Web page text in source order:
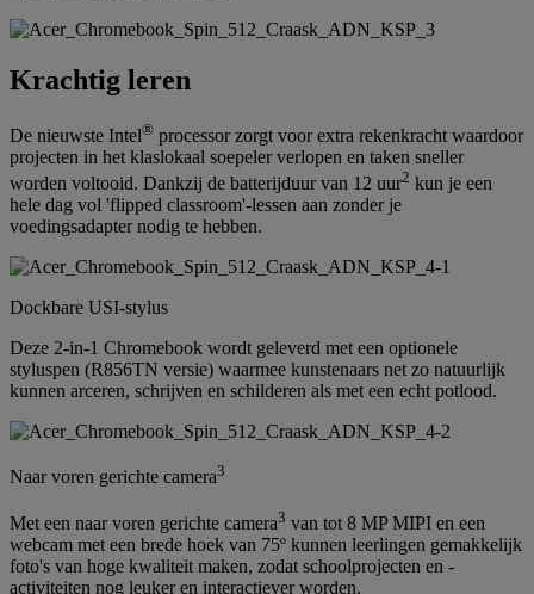
Krachtig leren
De nieuwste Intel® processor zorgt voor extra rekenkracht waardoor
projecten in het klaslokaal soepeler verlopen en taken sneller
worden voltooid. Dankzij de batterijduur van 12 uur2 kun je een
hele dag vol 'flipped classroom'-lessen aan zonder je
voedingsadapter nodig te hebben.
Dockbare USI-stylus
Deze 2-in-1 Chromebook wordt geleverd met een optionele
styluspen (R856TN versie) waarmee kunstenaars net zo natuurlijk
kunnen arceren, schrijven en schilderen als met een echt potlood.
Naar voren gerichte camera3
Met een naar voren gerichte camera3 van tot 8 MP MIPI en een
webcam met een brede hoek van 75º kunnen leerlingen gemakkelijk
foto's van hoge kwaliteit maken, zodat schoolprojecten en -
activiteiten nog leuker en interactiever worden.